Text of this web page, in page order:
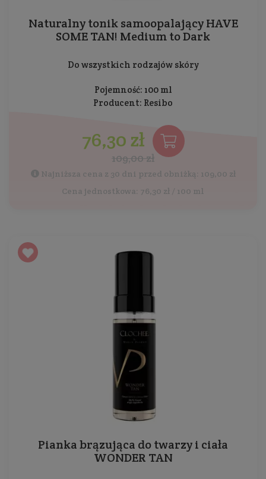
Naturalny tonik samoopalający HAVE
SOME TAN! Medium to Dark
Do wszystkich rodzajów skóry
Pojemność: 100 ml
Producent: Resibo
76,30 zł
109,00 zł
Najniższa cena z 30 dni przed obniżką: 109,00 zł
Cena jednostkowa: 76,30 zł / 100 ml
Pianka brązująca do twarzy i ciała
WONDER TAN